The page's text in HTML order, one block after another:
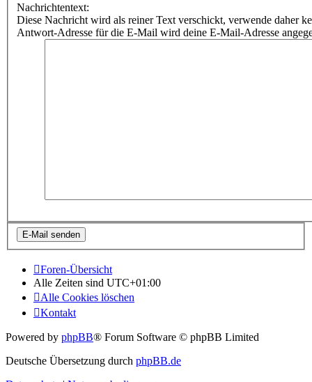
Nachrichtentext:
Diese Nachricht wird als reiner Text verschickt, verwende daher
Antwort-Adresse für die E-Mail wird deine E-Mail-Adresse
Foren-Übersicht
Alle Zeiten sind UTC+01:00
Alle Cookies löschen
Kontakt
Powered by phpBB® Forum Software © phpBB Limited
Deutsche Übersetzung durch phpBB.de